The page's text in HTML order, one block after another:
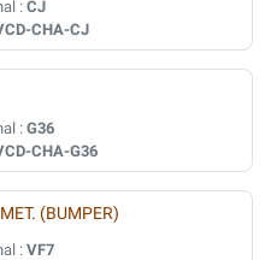
: CJ
CHA-CJ
: G36
CHA-G36
(BUMPER)
: VF7